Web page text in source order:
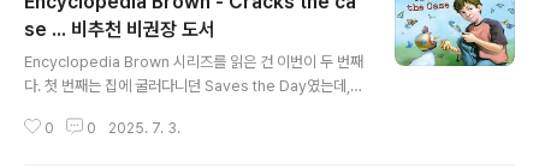
se ... 비추천 비권장 도서
Encyclopedia Brown 시리즈를 읽은 건 이번이 두 번째
다. 첫 번째는 집에 굴러다니던 Saves the Day였는데,
소재로 하여 포스트를 했었다. 모르는 단어 하나 없는데, 영
0 0 2025. 7. 3.